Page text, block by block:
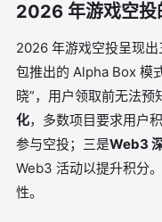
2026 年游戏空投
2026 年游戏空投呈现
包推出的 Alpha Box 模
晓”，用户领取前无法
化，多数项目要求用户
参与空投；三是Web3
Web3 活动以提升积分
性。